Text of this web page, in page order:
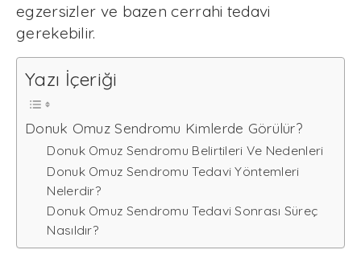
egzersizler ve bazen cerrahi tedavi
gerekebilir.
Yazı İçeriği
Donuk Omuz Sendromu Kimlerde Görülür?
Donuk Omuz Sendromu Belirtileri Ve Nedenleri
Donuk Omuz Sendromu Tedavi Yöntemleri
Nelerdir?
Donuk Omuz Sendromu Tedavi Sonrası Süreç
Nasıldır?